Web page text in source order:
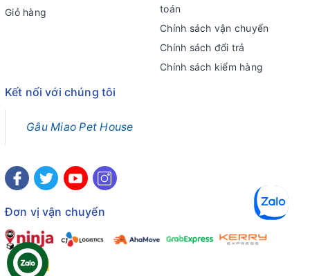
Giỏ hàng
toán
Chính sách vận chuyển
Chính sách đổi trả
Chính sách kiểm hàng
Kết nối với chúng tôi
Gâu Miao Pet House
Đơn vị vận chuyển